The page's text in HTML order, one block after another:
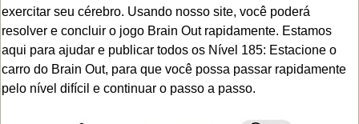
exercitar seu cérebro. Usando nosso site, você poderá
resolver e concluir o jogo Brain Out rapidamente. Estamos
aqui para ajudar e publicar todos os Nível 185: Estacione o
carro do Brain Out, para que você possa passar rapidamente
pelo nível difícil e continuar o passo a passo.